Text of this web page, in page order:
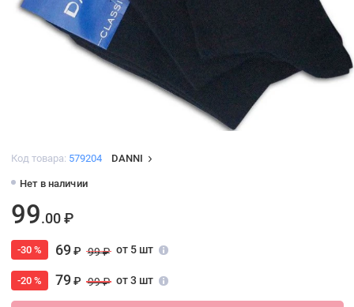
Код товара: 579204 DANNI
Нет в наличии
99.00 ₽
-30 % 69₽ 99 ₽ от 5 шт
-20 % 79₽ 99 ₽ от 3 шт